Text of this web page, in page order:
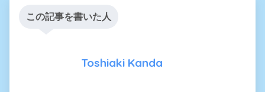
この記事を書いた人
Toshiaki Kanda